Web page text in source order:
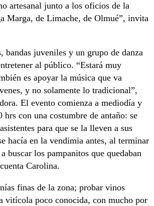
artesanal junto a los oficios de la
Marga, de Limache, de Olmué”, invita
bandas juveniles y un grupo de danza
al público. “Estará muy
es apoyar la música que va
y no solamente lo tradicional”,
El evento comienza a mediodía y
con una costumbre de antaño: se
para que se la lleven a sus
hacía en la vendimia antes, al terminar
buscar los pampanitos que quedaban
Carolina.
finas de la zona; probar vinos
vitícola poco conocida, con mucho por